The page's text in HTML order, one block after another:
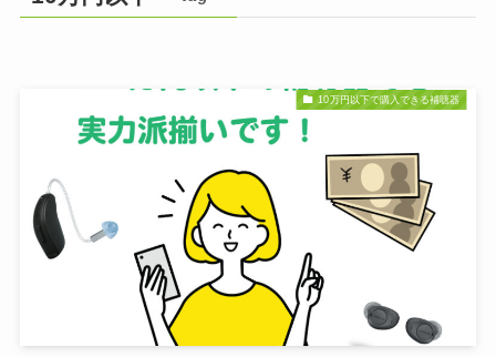
10万円以下で購入できる補聴器